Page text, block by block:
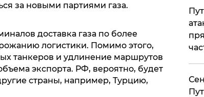
за новыми партиями газа.
доставка газа по более
логистики. Помимо этого,
танкеров и удлинение маршрутов
экспорта. РФ, вероятно, будет
страны, например, Турцию,